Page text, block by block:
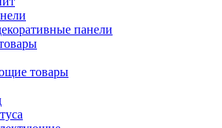
панели
товары